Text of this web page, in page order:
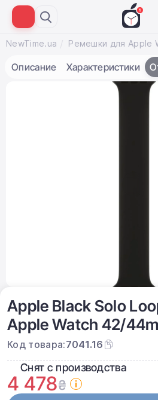
NewTime.ua Ремешки для Apple
Описание Характеристики
Apple Black Solo
Apple Watch 42/
Код товара:7041.16
Снят с производства
4 478₴